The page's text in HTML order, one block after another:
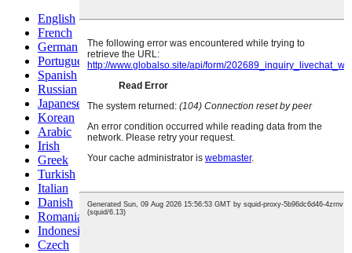
English
French
German
Portuguese
Spanish
Russian
Japanese
Korean
Arabic
Irish
Greek
Turkish
Italian
Danish
Romanian
Indonesian
Czech